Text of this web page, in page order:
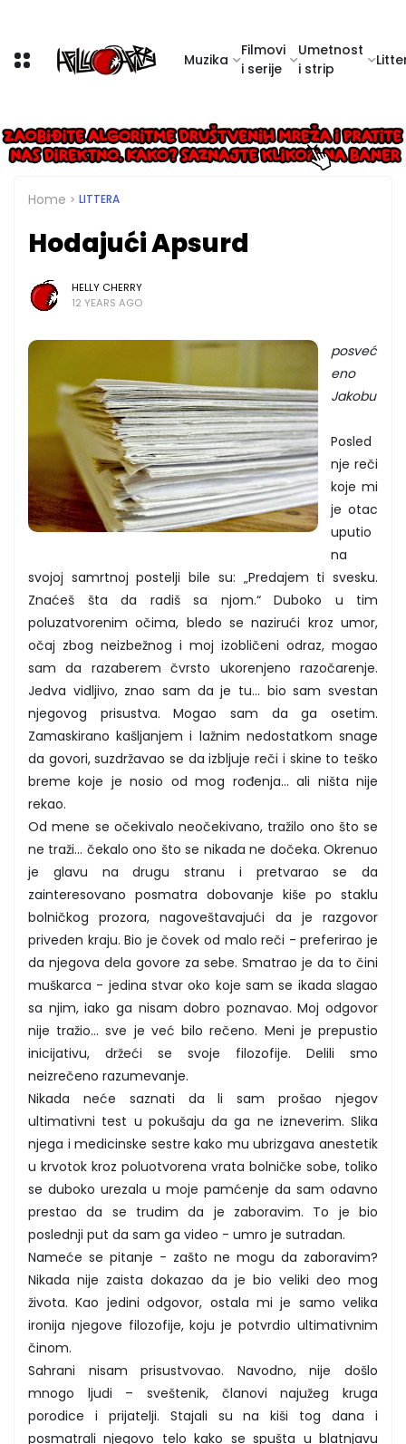
Muzika
Filmovi
i serije
Umetnost
i strip
Home LITTERA
Hodajući Apsurd
HELLY CHERRY
12 YEARS AGO
posveć
eno
Jakobu
Posled
nje reči
koje mi
je otac
uputio
na
svojoj samrtnoj postelji bile su: „Predajem ti svesku.
Znaćeš šta da radiš sa njom.“ Duboko u tim
poluzatvorenim očima, bledo se nazirući kroz umor,
očaj zbog neizbežnog i moj izobličeni odraz, mogao
sam da razaberem čvrsto ukorenjeno razočarenje.
Jedva vidljivo, znao sam da je tu... bio sam svestan
njegovog prisustva. Mogao sam da ga osetim.
Zamaskirano kašljanjem i lažnim nedostatkom snage
da govori, suzdržavao se da izbljuje reči i skine to teško
breme koje je nosio od mog rođenja... ali ništa nije
rekao.
Od mene se očekivalo neočekivano, tražilo ono što se
ne traži... čekalo ono što se nikada ne dočeka. Okrenuo
je glavu na drugu stranu i pretvarao se da
zainteresovano posmatra dobovanje kiše po staklu
bolničkog prozora, nagoveštavajući da je razgovor
priveden kraju. Bio je čovek od malo reči - preferirao je
da njegova dela govore za sebe. Smatrao je da to čini
muškarca - jedina stvar oko koje sam se ikada slagao
sa njim, iako ga nisam dobro poznavao. Moj odgovor
nije tražio... sve je već bilo rečeno. Meni je prepustio
inicijativu, držeći se svoje filozofije. Delili smo
neizrečeno razumevanje.
Nikada neće saznati da li sam prošao njegov
ultimativni test u pokušaju da ga ne izneverim. Slika
njega i medicinske sestre kako mu ubrizgava anestetik
u krvotok kroz poluotvorena vrata bolničke sobe, toliko
se duboko urezala u moje pamćenje da sam odavno
prestao da se trudim da je zaboravim. To je bio
poslednji put da sam ga video - umro je sutradan.
Nameće se pitanje - zašto ne mogu da zaboravim?
Nikada nije zaista dokazao da je bio veliki deo mog
života. Kao jedini odgovor, ostala mi je samo velika
ironija njegove filozofije, koju je potvrdio ultimativnim
činom.
Sahrani nisam prisustvovao. Navodno, nije došlo
mnogo ljudi – sveštenik, članovi najužeg kruga
porodice i prijatelji. Stajali su na kiši tog dana i
posmatrali njegovo telo kako se spušta u blatnjavu